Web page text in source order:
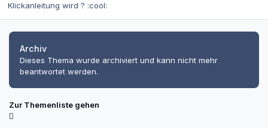
Klickanleitung wird ? :cool:
Archiv
Dieses Thema wurde archiviert und kann nicht mehr
beantwortet werden.
Zur Themenliste gehen